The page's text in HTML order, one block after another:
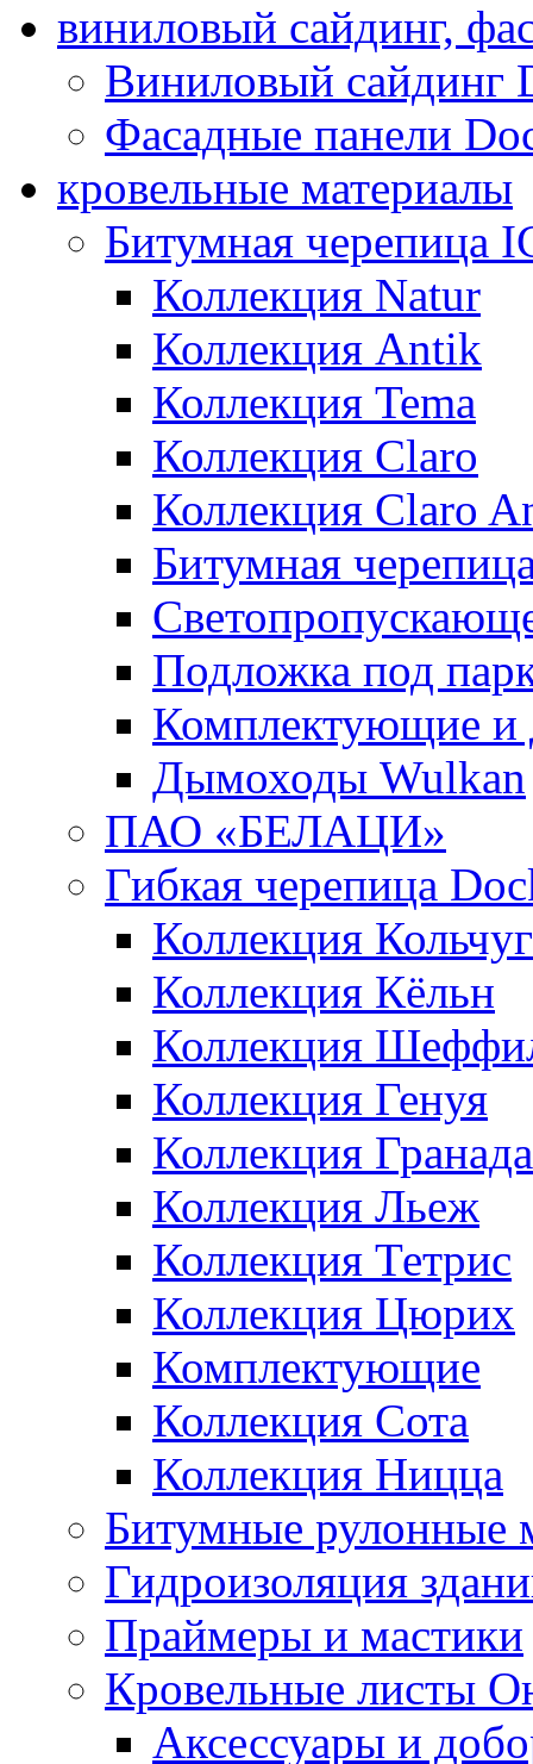
виниловый сайдинг,
Виниловый сайдинг
Фасадные панели
кровельные материалы
Битумная черепица
Коллекция Natur
Коллекция Antik
Коллекция Tema
Коллекция Claro
Коллекция Claro
Битумная
Подложка под
Комплектующие и
Дымоходы Wulkan
ПАО «БЕЛАЦИ»
Гибкая черепица
Коллекция
Коллекция Кёльн
Коллекция
Коллекция Генуя
Коллекция Гранада
Коллекция Льеж
Коллекция Тетрис
Коллекция Цюрих
Комплектующие
Коллекция Сота
Коллекция Ницца
Битумные рулонные
Гидроизоляция
Праймеры и мастики
Кровельные листы
Аксессуары и